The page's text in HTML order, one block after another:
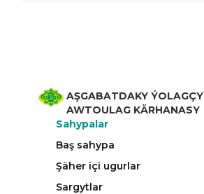
AŞGABATDAKY ÝOLAGÇY
AWTOULAG KÄRHANASY
Sahypalar
Baş sahypa
Şäher içi ugurlar
Sargytlar